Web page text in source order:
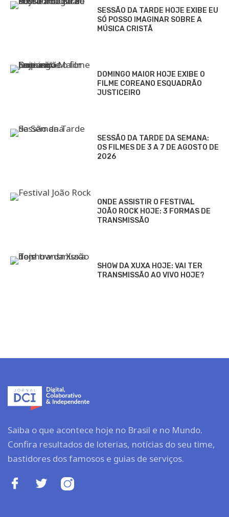
SESSÃO DA TARDE HOJE EXIBE EU
SÓ POSSO IMAGINAR SOBRE A
MÚSICA CRISTÃ
DOMINGO MAIOR HOJE EXIBE O
FILME COREANO ESQUADRÃO
JUSTICEIRO
SESSÃO DA TARDE DA SEMANA:
OS FILMES DE 3 A 7 DE AGOSTO DE
2026
ONDE ASSISTIR O FESTIVAL
JOÃO ROCK HOJE: 3 FORMAS DE
TRANSMISSÃO
SHOW DA XUXA HOJE: VAI TER
TRANSMISSÃO AO VIVO HOJE?
Saiba o que acontece hoje no Brasil e no Mundo.
Confira resultados de loterias, notícias do seu time,
bastidores dos famosos e guias de serviços.